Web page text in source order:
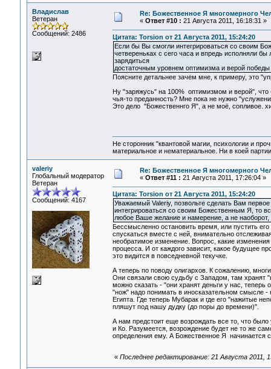
Владислав
Ветеран
Сообщений: 2486
Re: Божественное Я многомерного
« Ответ #10 : 21 Августа 2011, 16:18:31 »
Цитата: Torsion от 21 Августа 2011, 15:24:20
Если бы Вы смогли интегрироваться со своим
четвереньках с сего часа и впредь исполняли
зарядиться
достаточным уровнем оптимизма и верой
Поясните детальнее зачем мне, к примеру, это
Ну "заряжусь" на 100% оптимизмом и верой",
чья-то преданность? Мне пока не нужно
Это дело "Божественнго Я", а не моё, сопливое.
Не сторонник "квантовой магии, психологии и
материальное и нематериальное. Ни в коей
valeriy
Глобальный модератор
Ветеран
Сообщений: 4167
Re: Божественное Я многомерного
« Ответ #11 : 21 Августа 2011, 17:26:04 »
Цитата: Torsion от 21 Августа 2011, 15:24:20
Уважаемый Valeriy, позвольте сделать Вам
интегрироваться со своим Божественным Я, то
любое Ваше желание и намерение, а не наоборот,
Бессмысленно остановить время, или пустить
спускаться вместе с ней, внимательно
необратимое изменение. Вопрос, какие
процесса. И от каждого зависит, какое будущее
это видится в повседневной текучке.
А теперь по поводу олигархов. К сожалению,
Они связали свою судьбу с Западом, там хранят
можно сказать - "они хранят деньги у нас,
"нож" надо понимать в иносказательном смысле
Египта. Где теперь Мубарак и где его "нажитые
пляшут под нашу дудку (до поры до времени)".
А нам предстоит еще возрождать все то, что
и Ко. Разумеется, возрождение будет не то же
определения ему. А Божественное Я начинается
« Последнее редактирование: 21 Августа 2011,